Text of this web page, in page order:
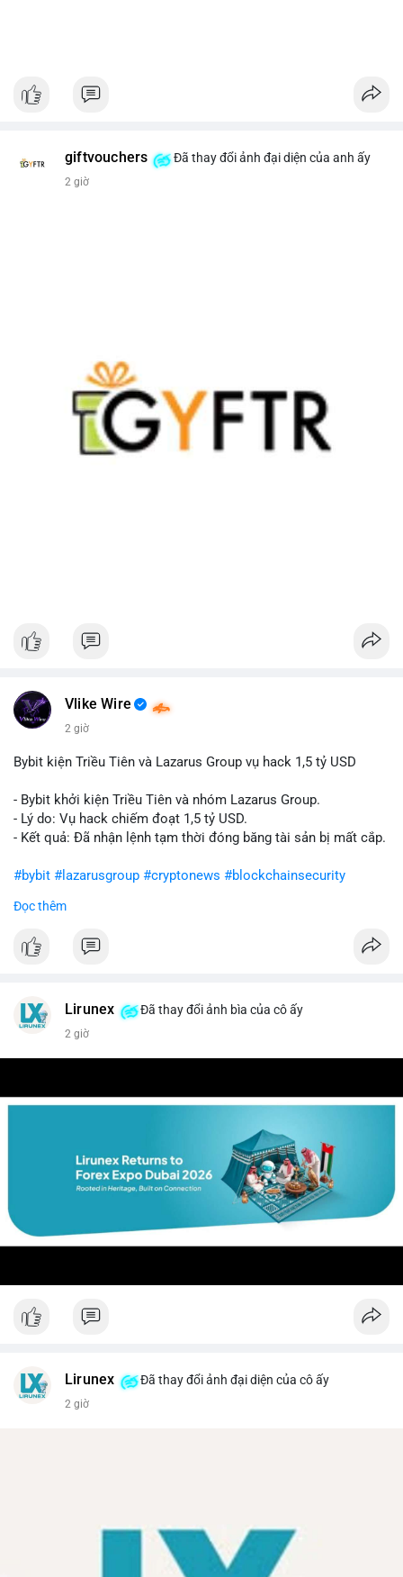
giftvouchers Đã thay đổi ảnh đại diện của anh ấy
2 giờ
Vlike Wire
2 giờ
Bybit kiện Triều Tiên và Lazarus Group vụ hack 1,5 tỷ USD
- Bybit khởi kiện Triều Tiên và nhóm Lazarus Group.
- Lý do: Vụ hack chiếm đoạt 1,5 tỷ USD.
- Kết quả: Đã nhận lệnh tạm thời đóng băng tài sản bị mất cắp.
#bybit #lazarusgroup #cryptonews #blockchainsecurity
$btc $eth
#vlikevn #titanbot
Đọc thêm
Lirunex Đã thay đổi ảnh bìa của cô ấy
2 giờ
Lirunex Đã thay đổi ảnh đại diện của cô ấy
2 giờ